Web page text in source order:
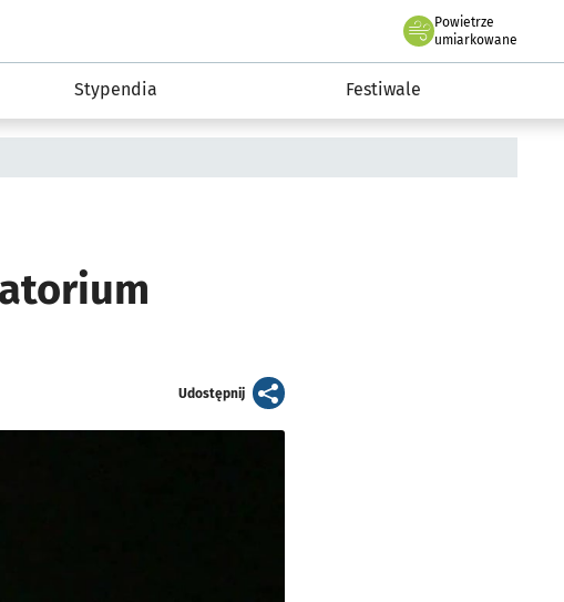
Kultura
Powietrze
we Wrocławiu
umiarkowane
Stypendia Festiwale
Udostępnijartykuł